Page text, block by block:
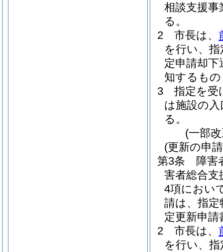
相談支援事
る。
2
市長は、
を行い、
定申請却下
知するも
3
指定を受
は施設の
る。
(一部
(更新の申
第3条
障害
害者総合支
4項におい
請は、指定
定更新申請
2
市長は、
を行い、